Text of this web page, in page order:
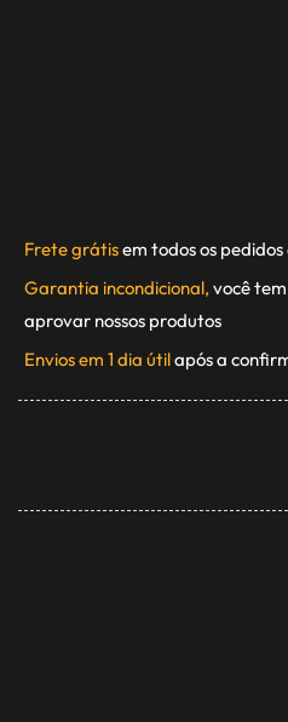
Frete grátisem todos os
Garantia incondicional, você
aprovar nossos produtos
Envios em 1 dia útilapós a